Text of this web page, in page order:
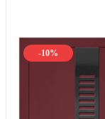
-10%